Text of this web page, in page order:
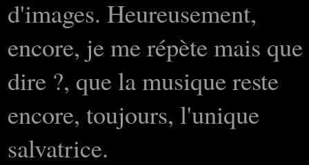
d'images. Heureusement,
encore, je me répète mais que
dire ?, que la musique reste
encore, toujours, l'unique
salvatrice.